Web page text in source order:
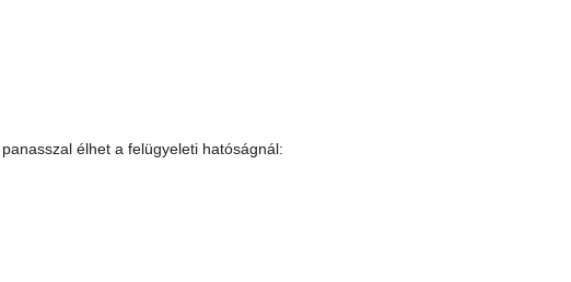
élhet a felügyeleti hatóságnál: